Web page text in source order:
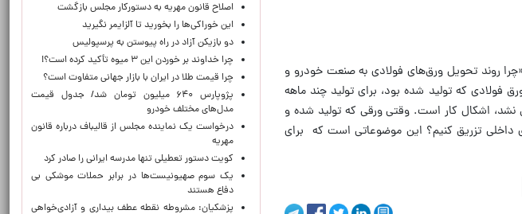
روند تحویل ورق‌های فولادی به صنعت خودرو و
فولادی که تولید شده بود، برای تولید چند ماهه
نشد، اشکال کار است. وقتی ورقی که تولید شده و
داخلی تزریق کنیم؟ این موضوعاتی است که برای
اصلاح قانون مهریه به دستورکار مجلس بازگشت
این خوراکی‌ها را بخورید تا آلزایمر نگیرید
دو بازیکن آزاد در راه پیوستن به پرسپولیس
چرا خداوند بر خوردن این ۳ میوه تأکید کرده است؟!
چرا قیمت طلا در ایران با بازار جهانی متفاوت است؟
پژوپارس ۶۴۰ میلیون تومان شد/ جدول قیمت
مدل‌های مختلف خودرو
درخواست یک نماینده مجلس از قالیباف درباره قانون
مهریه
کویت دستور تعطیلی تنها مدرسه ایرانی را صادر کرد
یک‌ سوم صهیونیست‌ها در برابر حملات موشکی بی
دفاع هستند
پزشکیان: مشروطه نقطه عطف بیداری و آزادی‌خواهی